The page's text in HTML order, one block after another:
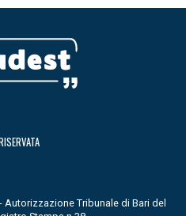
Autorizzazione Tribunale di Bari del